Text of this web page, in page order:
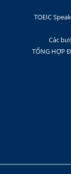
TOEIC
Các
TỔNG HỢP